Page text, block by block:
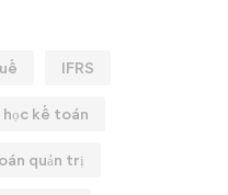
IFRS
học kế toán
quản trị